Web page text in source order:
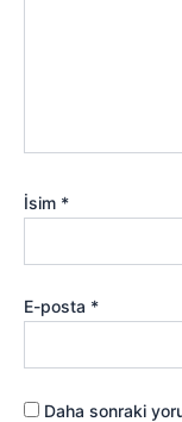
İsim *
E-posta *
Daha sonraki